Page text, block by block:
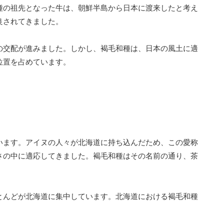
祖先となった牛は、朝鮮半島から日本に渡来したと考
れてきました。
配が進みました。しかし、褐毛和種は、日本の風土に
を占めています。
す。アイヌの人々が北海道に持ち込んだため、この愛
中に適応してきました。褐毛和種はその名前の通り、
んどが北海道に集中しています。北海道における褐毛和